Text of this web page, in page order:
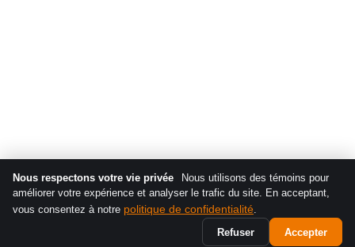
Nous respectons votre vie privée
Nous utilisons des témoins pour
améliorer votre expérience et analyser le trafic du site. En acceptant,
vous consentez à notre politique de confidentialité.
Refuser
Accepter